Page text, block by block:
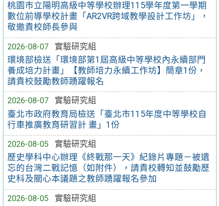
桃園市立陽明高級中等學校辦理115學年度第一學期
數位前導學校計畫「AR2VR跨域教學設計工作坊」，
敬邀貴校師長參與
2026-08-07
實驗研究組
環境部檢送「環境部第1屆高級中等學校內永續部門
養成培力計畫」【教師培力永續工作坊】簡章1份，
請貴校鼓勵教師踴躍報名
2026-08-07
實驗研究組
臺北市政府教育局檢送「臺北市115年度中等學校自
行車推廣教育研習計 畫」1份
2026-08-05
實驗研究組
歷史學科中心辦理《終戰那一天》紀錄片專題－被遺
忘的台灣二戰記憶（如附件），請貴校轉知並鼓勵歷
史科及關心本議題之教師踴躍報名參加
2026-08-05
實驗研究組